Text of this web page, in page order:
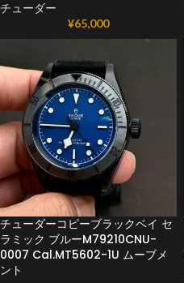
チューダー
¥65,000
チューダーコピーブラックベイ セ
ラミック ブルーM79210CNU-
0007 Cal.MT5602-1U ムーブメ
ント